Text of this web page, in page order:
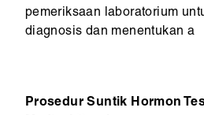
pemeriksaan laboratorium
diagnosis dan menentukan a
Prosedur Suntik Hormon